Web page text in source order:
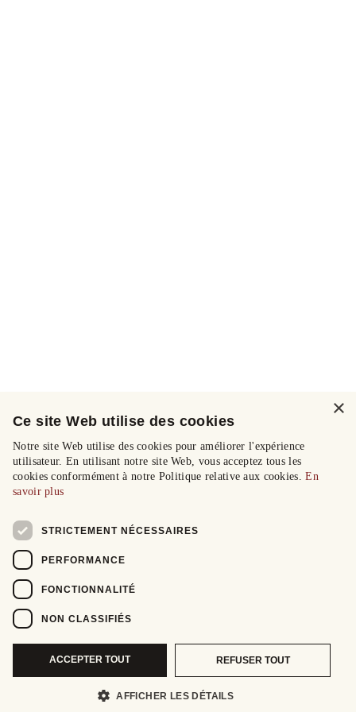
×
Ce site Web utilise des cookies
Notre site Web utilise des cookies pour améliorer l'expérience
utilisateur. En utilisant notre site Web, vous acceptez tous les
cookies conformément à notre Politique relative aux cookies.En
savoir plus
STRICTEMENT NÉCESSAIRES
PERFORMANCE
FONCTIONNALITÉ
NON CLASSIFIÉS
ACCEPTER TOUT REFUSER TOUT
AFFICHER LES DÉTAILS